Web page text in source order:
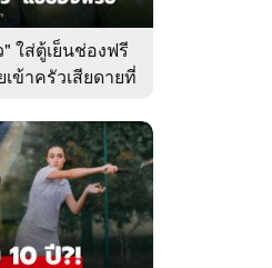
ใส่ตู้เย็นช่องฟรี
ข้าครัวเสียดายที่